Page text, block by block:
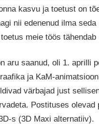
kasvu ja toetust on
nii edenenud ilma
meie töös
aru saanud, oli 1. aprilli
ja KaM-
värbajad just
Postituses olevad
s (3D Maxi alternatiiv).